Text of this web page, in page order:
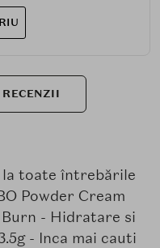
la toate întrebările
Powder Cream
Burn - Hidratare si
- Inca mai cauti